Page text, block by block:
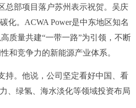
部项目落户苏州表示祝贺。吴庆
化。ACWA Power是中东地区知名
质量共建“一带一路”为引领，不断
和竞争力的新能源产业体系。
。他说，公司坚定看好中国、看
、绿氢、海水淡化等领域投资布局